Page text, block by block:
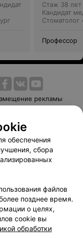
Стаж 38 лет
Кандидат
Стоматолог
Профессор
рекламы
Способы оплаты
103.by
данных
обеспечения
сбора
файлов
позднее время.
о целях,
cookie вы
обработки